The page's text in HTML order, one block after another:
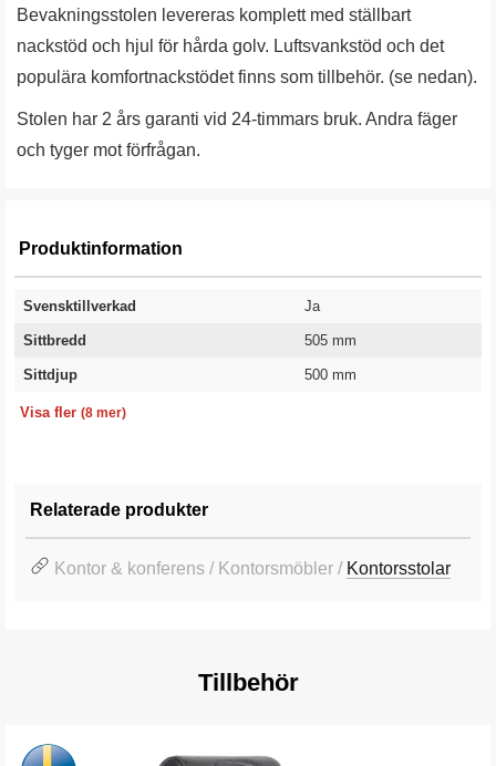
Bevakningsstolen levereras komplett med ställbart
nackstöd och hjul för hårda golv. Luftsvankstöd och det
populära komfortnackstödet finns som tillbehör. (se nedan).
Stolen har 2 års garanti vid 24-timmars bruk. Andra fäger
och tyger mot förfrågan.
Produktinformation
Svensktillverkad Ja
Sittbredd 505 mm
Sittdjup
500 mm
Visa fler (8 mer)
Relaterade produkter
Kontor & konferens / Kontorsmöbler / Kontorsstolar
Tillbehör